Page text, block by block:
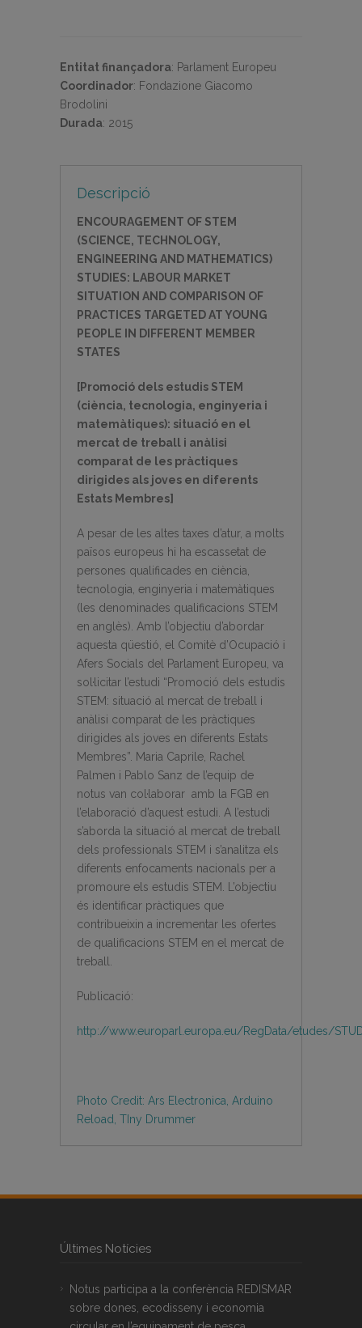
Entitat finançadora: Parlament Europeu
Coordinador: Fondazione Giacomo
Brodolini
Durada: 2015
Descripció
ENCOURAGEMENT OF STEM
(SCIENCE, TECHNOLOGY,
ENGINEERING AND MATHEMATICS)
STUDIES: LABOUR MARKET
SITUATION AND COMPARISON OF
PRACTICES TARGETED AT YOUNG
PEOPLE IN DIFFERENT MEMBER
STATES
[Promoció dels estudis STEM
(ciència, tecnologia, enginyeria i
matemàtiques): situació en el
mercat de treball i anàlisi
comparat de les pràctiques
dirigides als joves en diferents
Estats Membres]
A pesar de les altes taxes d’atur, a molts
països europeus hi ha escassetat de
persones qualificades en ciència,
tecnologia, enginyeria i matemàtiques
(les denominades qualificacions STEM
en anglès). Amb l’objectiu d’abordar
aquesta qüestió, el Comitè d’Ocupació i
Afers Socials del Parlament Europeu, va
sol·licitar l’estudi “Promoció dels estudis
STEM: situació al mercat de treball i
anàlisi comparat de les pràctiques
dirigides als joves en diferents Estats
Membres”. Maria Caprile, Rachel
Palmen i Pablo Sanz de l’equip de
notus van col·laborar amb la FGB en
l’elaboració d’aquest estudi. A l’estudi
s’aborda la situació al mercat de treball
dels professionals STEM i s’analitza els
diferents enfocaments nacionals per a
promoure els estudis STEM. L’objectiu
és identificar pràctiques que
contribueixin a incrementar les ofertes
de qualificacions STEM en el mercat de
treball.
Publicació:
http://www.europarl.europa.eu/RegData/etudes/
Photo Credit: Ars Electronica, Arduino
Reload, TIny Drummer
Últimes Notícies
Notus participa a la conferència REDISMAR
sobre dones, ecodisseny i economia